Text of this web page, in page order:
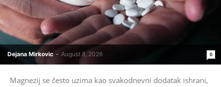
Dejana Mirkovic - August 8, 2026 0
Magnezij se često uzima kao svakodnevni dodatak ishrani,